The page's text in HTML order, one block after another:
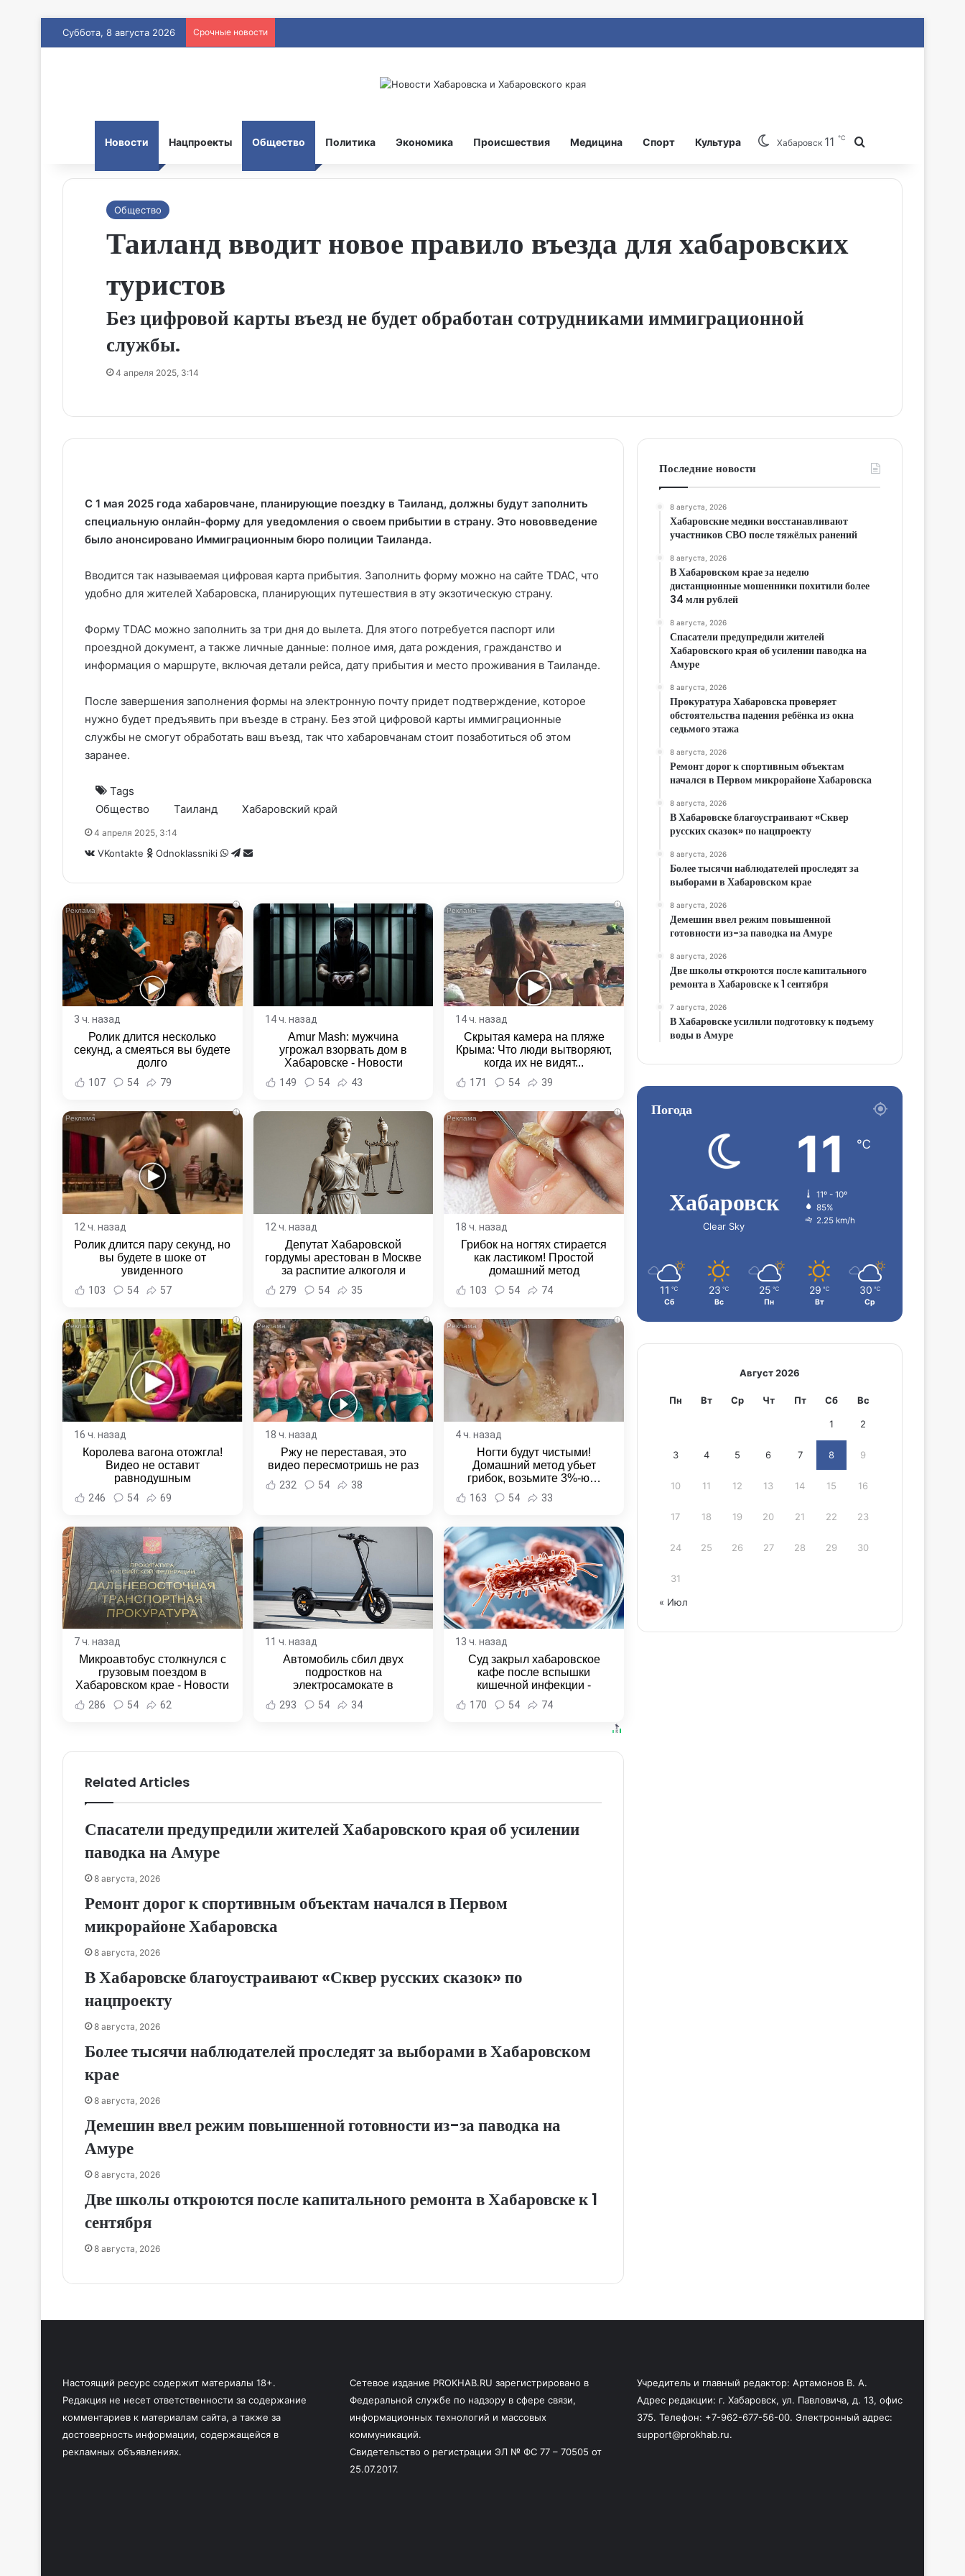
Суббота, 8 августа 2026 Срочные новости
Новости Нацпроекты Общество Политика Экономика Происшествия Медицина Спорт Культура Хабаровск 11 ℃
Общество
Таиланд вводит новое правило въезда для хабаровских
туристов
Без цифровой карты въезд не будет обработан сотрудниками иммиграционной
службы.
4 апреля 2025, 3:14
С 1 мая 2025 года хабаровчане, планирующие поездку в Таиланд, должны будут заполнить
специальную онлайн-форму для уведомления о своем прибытии в страну. Это нововведение
было анонсировано Иммиграционным бюро полиции Таиланда.
Вводится так называемая цифровая карта прибытия. Заполнить форму можно на сайте TDAC, что
удобно для жителей Хабаровска, планирующих путешествия в эту экзотическую страну.
Форму TDAC можно заполнить за три дня до вылета. Для этого потребуется паспорт или
проездной документ, а также личные данные: полное имя, дата рождения, гражданство и
информация о маршруте, включая детали рейса, дату прибытия и место проживания в Таиланде.
После завершения заполнения формы на электронную почту придет подтверждение, которое
нужно будет предъявить при въезде в страну. Без этой цифровой карты иммиграционные
службы не смогут обработать ваш въезд, так что хабаровчанам стоит позаботиться об этом
заранее.
Tags
Общество
Таиланд Хабаровский край
4 апреля 2025, 3:14
VKontakte Odnoklassniki WhatsApp
Telegram
Share
Email
i
3 ч. назад
Ролик длится несколько
секунд, а смеяться вы будете
долго
107 54 79
14 ч. назад
Amur Mash: мужчина
угрожал взорвать дом в
Хабаровске - Новости
Хабаровска и Хабаровского
края
149 54 43
i
14 ч. назад
Скрытая камера на пляже
Крыма: Что люди вытворяют,
когда их не видят...
171 54 39
i
12 ч. назад
Ролик длится пару секунд, но
вы будете в шоке от
увиденного
103 54 57
12 ч. назад
Депутат Хабаровской
гордумы арестован в Москве
за распитие алкоголя и
неповиновение полиции -
Новости Хабаровска и
279 54 35
i
18 ч. назад
Грибок на ногтях стирается
как ластиком! Простой
домашний метод
103 54 74
i
16 ч. назад
Королева вагона отожгла!
Видео не оставит
равнодушным
246 54 69
i
18 ч. назад
Ржу не переставая, это
видео пересмотришь не раз
232 54 38
i
4 ч. назад
Ногти будут чистыми!
Домашний метод убьет
грибок, возьмите 3%-ю…
163 54 33
7 ч. назад
Микроавтобус столкнулся с
грузовым поездом в
Хабаровском крае - Новости
Хабаровска и Хабаровского
края
286 54 62
11 ч. назад
Автомобиль сбил двух
подростков на
электросамокате в
Комсомольске-на-Амуре -
Новости Хабаровска и
293 54 34
13 ч. назад
Суд закрыл хабаровское
кафе после вспышки
кишечной инфекции -
Новости Хабаровска и
Хабаровского края
170 54 74
Related Articles
Спасатели предупредили жителей Хабаровского края об усилении
паводка на Амуре
8 августа, 2026
Ремонт дорог к спортивным объектам начался в Первом
микрорайоне Хабаровска
8 августа, 2026
В Хабаровске благоустраивают «Сквер русских сказок» по
нацпроекту
8 августа, 2026
Более тысячи наблюдателей проследят за выборами в Хабаровском
крае
8 августа, 2026
Демешин ввел режим повышенной готовности из-за паводка на
Амуре
8 августа, 2026
Две школы откроются после капитального ремонта в Хабаровске к 1
сентября
8 августа, 2026
Последние новости
8 августа, 2026
Хабаровские медики восстанавливают
участников СВО после тяжёлых ранений
8 августа, 2026
В Хабаровском крае за неделю
дистанционные мошенники похитили более
34 млн рублей
8 августа, 2026
Спасатели предупредили жителей
Хабаровского края об усилении паводка на
Амуре
8 августа, 2026
Прокуратура Хабаровска проверяет
обстоятельства падения ребёнка из окна
седьмого этажа
8 августа, 2026
Ремонт дорог к спортивным объектам
начался в Первом микрорайоне Хабаровска
8 августа, 2026
В Хабаровске благоустраивают «Сквер
русских сказок» по нацпроекту
8 августа, 2026
Более тысячи наблюдателей проследят за
выборами в Хабаровском крае
8 августа, 2026
Демешин ввел режим повышенной
готовности из-за паводка на Амуре
8 августа, 2026
Две школы откроются после капитального
ремонта в Хабаровске к 1 сентября
7 августа, 2026
В Хабаровске усилили подготовку к подъему
воды в Амуре
Погода
Хабаровск
Clear Sky
11 ℃
11º - 10º
85%
2.25 km/h
11 ℃
Сб
23 ℃
Вс
25 ℃
Пн
29 ℃
Вт
30 ℃
Ср
Август 2026
Пн Вт Ср Чт Пт Сб Вс
1 2
3 4 5 6 7 8 9
10 11 12 13 14 15 16
17 18 19 20 21 22 23
24 25 26 27 28 29 30
31
« Июл
Настоящий ресурс содержит материалы 18+.
Редакция не несет ответственности за содержание
комментариев к материалам сайта, а также за
достоверность информации, содержащейся в
рекламных объявлениях.
Сетевое издание PROKHAB.RU зарегистрировано в
Федеральной службе по надзору в сфере связи,
информационных технологий и массовых
коммуникаций.
Свидетельство о регистрации ЭЛ № ФС 77 – 70505 от
25.07.2017.
Учредитель и главный редактор: Артамонов В. А.
Адрес редакции: г. Хабаровск, ул. Павловича, д. 13, офис
375. Телефон: +7-962-677-56-00. Электронный адрес:
support@prokhab.ru.